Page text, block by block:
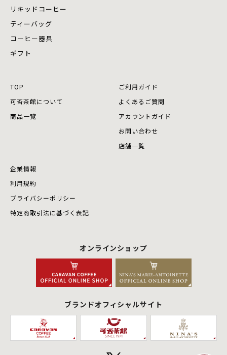
リキッドコーヒー
ティーバッグ
コーヒー器具
ギフト
TOP
可否茶館について
商品⼀覧
ご利用ガイド
よくあるご質問
アカウントガイド
お問い合わせ
店舗⼀覧
企業情報
利用規約
プライバシーポリシー
特定商取引法に基づく表記
オンラインショップ
ブランドオフィシャルサイト